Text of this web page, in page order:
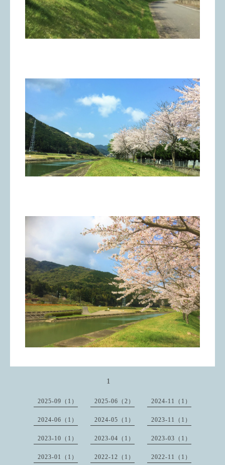
1
2025-09（1） 2025-06（2） 2024-11（1）
2024-06（1） 2024-05（1） 2023-11（1）
2023-10（1） 2023-04（1） 2023-03（1）
2023-01（1） 2022-12（1） 2022-11（1）